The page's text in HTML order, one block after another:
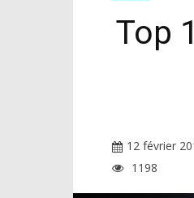
Top
12 février
1198